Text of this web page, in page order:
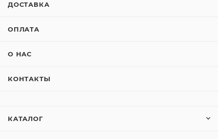
ДОСТАВКА
ОПЛАТА
О НАС
КОНТАКТЫ
КАТАЛОГ